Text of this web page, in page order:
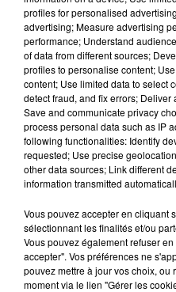
podcasts/2025/09/
profiles for personalised
advertising; Measure advertising
performance; Understand
of data from different sources;
profiles to personalise content;
content; Use limited data to select
detect fraud, and fix errors;
Save and communicate privacy
process personal data such as IP
following functionalities: Identify
requested; Use precise
other data sources; Link different
information transmitted
Vous pouvez accepter en cliquant
sélectionnant les finalités et/ou
Vous pouvez également refuser
accepter". Vos préférences ne
pouvez mettre à jour vos choix, ou
moment via le lien "Gérer les